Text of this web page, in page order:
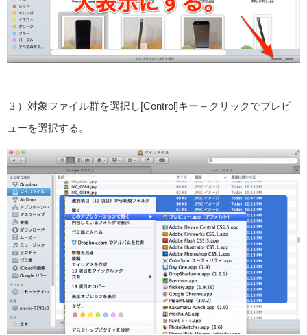
３）対象ファイル群を選択し[Control]キー＋クリックでプレビ
ューを選択する。